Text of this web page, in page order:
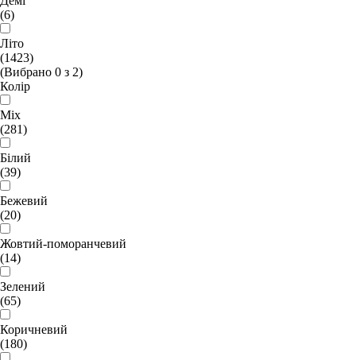
(6)
Літо
(1423)
(Вибрано 0 з 2)
Колір
Mix
(281)
Білий
(39)
Бежевий
(20)
Жовтий-поморанчевий
(14)
Зелений
(65)
Коричневий
(180)